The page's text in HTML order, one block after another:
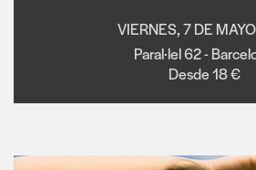
VIERNES, 7 DE
Paral·lel 62 -
Desde 18 €